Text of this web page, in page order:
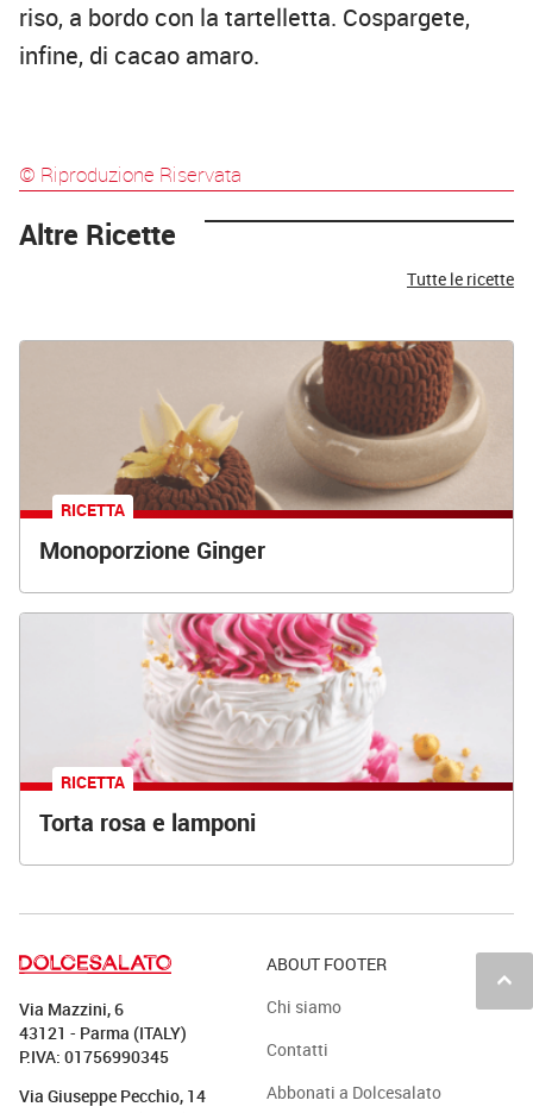
riso, a bordo con la tartelletta. Cospargete,
infine, di cacao amaro.
© Riproduzione Riservata
Altre Ricette
Tutte le ricette
RICETTA
Monoporzione Ginger
RICETTA
Torta rosa e lamponi
keyboard_arrow_up
Via Mazzini, 6
43121 - Parma (ITALY)
P.IVA: 01756990345
Via Giuseppe Pecchio, 14
ABOUT FOOTER
Chi siamo
Contatti
Abbonati a Dolcesalato